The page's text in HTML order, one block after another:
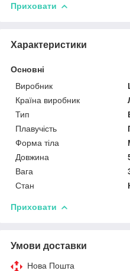
Приховати
Характеристики
Основні
Виробник
Країна виробник
Тип
Плавучість
Форма тіла
Довжина
Вага
Стан
Приховати
Умови доставки
Нова Пошта